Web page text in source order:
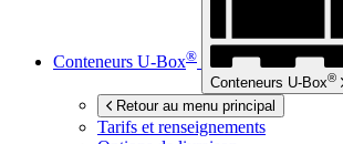
Conteneurs U-Box®
Conteneurs U-Box®
Retour au menu principal
Tarifs et renseignements